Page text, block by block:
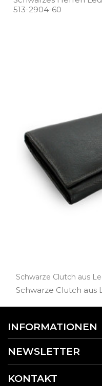
513­-2904­-60
Schwarze Clutch aus
Schwarze Clutch aus
INFORMATIONEN
NEWSLETTER
KONTAKT